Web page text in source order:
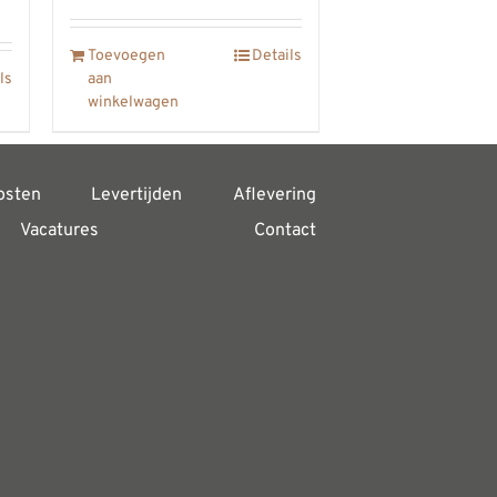
Toevoegen
aan
winkelwagen
Details
Levertijden
Aflevering
Vacatures Contact